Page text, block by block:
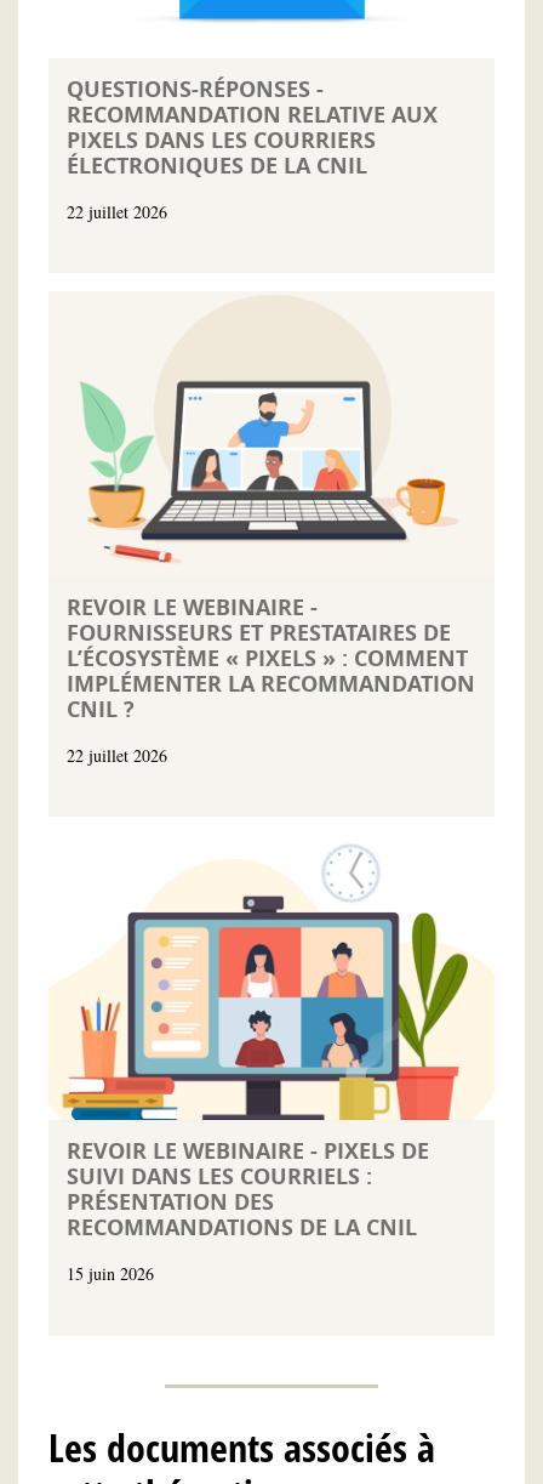
QUESTIONS-RÉPONSES -
RECOMMANDATION RELATIVE AUX
PIXELS DANS LES COURRIERS
ÉLECTRONIQUES DE LA CNIL
22 juillet 2026
REVOIR LE WEBINAIRE -
FOURNISSEURS ET PRESTATAIRES DE
L’ÉCOSYSTÈME « PIXELS » : COMMENT
IMPLÉMENTER LA RECOMMANDATION
CNIL ?
22 juillet 2026
REVOIR LE WEBINAIRE - PIXELS DE
SUIVI DANS LES COURRIELS :
PRÉSENTATION DES
RECOMMANDATIONS DE LA CNIL
15 juin 2026
Les documents associés à